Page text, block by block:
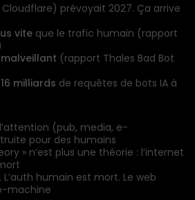
prévoyait 2027. Ça arrive
vite que le trafic humain (rapport
malveillant (rapport Thales Bad Bot
milliards de requêtes de bots IA à
(pub, media, e-
pour des humains
» n’est plus une théorie : l’internet
L’auth humain est mort. Le web
machine